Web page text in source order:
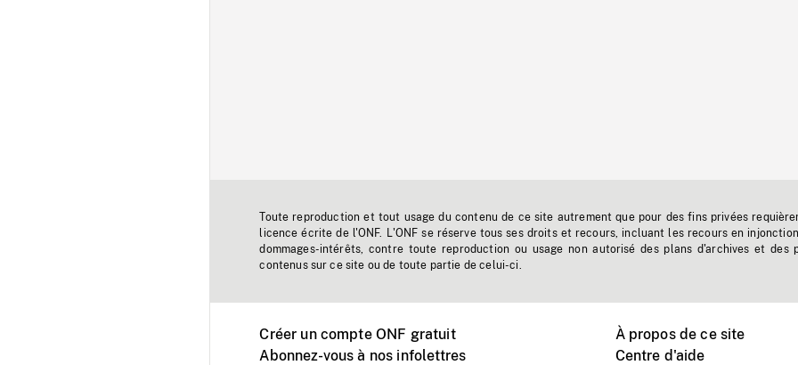
Toute reproduction et tout usage du contenu de ce site autrement que pour des fins privées
licence écrite de l'ONF. L'ONF se réserve tous ses droits et recours, incluant les recours en
dommages-intérêts, contre toute reproduction ou usage non autorisé des plans d'archives et des
contenus sur ce site ou de toute partie de celui-ci.
Créer un compte ONF gratuit
Abonnez-vous à nos infolettres
À propos de ce site
Centre d'aide